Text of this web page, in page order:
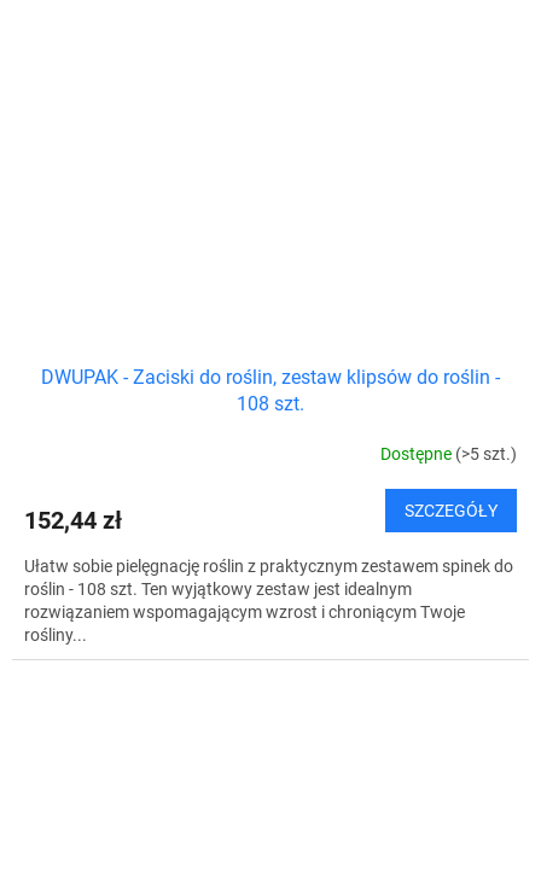
DWUPAK - Zaciski do roślin, zestaw klipsów do roślin -
108 szt.
Dostępne (>5 szt.)
152,44 zł SZCZEGÓŁY
Ułatw sobie pielęgnację roślin z praktycznym zestawem spinek do
roślin - 108 szt. Ten wyjątkowy zestaw jest idealnym
rozwiązaniem wspomagającym wzrost i chroniącym Twoje
rośliny...